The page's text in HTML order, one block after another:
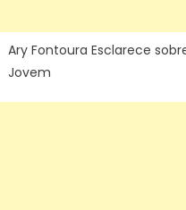
Ary Fontoura Esclarece
Jovem